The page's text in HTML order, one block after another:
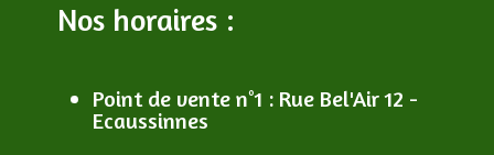
Nos horaires :
Point de vente n°1 : Rue Bel'Air 12 -
Ecaussinnes